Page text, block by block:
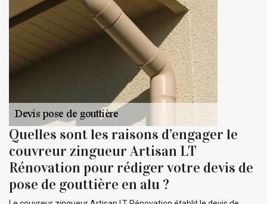
Quelles sont les raisons d’engager le
couvreur zingueur Artisan LT
Rénovation pour rédiger votre devis de
pose de gouttière en alu ?